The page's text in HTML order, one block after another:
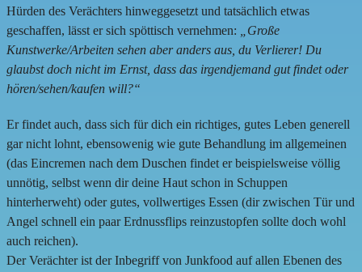
Hürden des Verächters hinweggesetzt und tatsächlich etwas
geschaffen, lässt er sich spöttisch vernehmen:
„Große
Kunstwerke/Arbeiten sehen aber anders aus, du Verlierer! Du
glaubst doch nicht im Ernst, dass das irgendjemand gut findet oder
hören/sehen/kaufen will?“
Er findet auch, dass sich für dich ein richtiges, gutes Leben generell
gar nicht lohnt, ebensowenig wie gute Behandlung im allgemeinen
(das Eincremen nach dem Duschen findet er beispielsweise völlig
unnötig, selbst wenn dir deine Haut schon in Schuppen
hinterherweht) oder gutes, vollwertiges Essen (dir zwischen Tür und
Angel schnell ein paar Erdnussflips reinzustopfen sollte doch wohl
auch reichen).
Der Verächter ist der Inbegriff von Junkfood auf allen Ebenen des